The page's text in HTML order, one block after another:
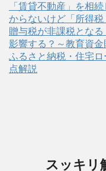
「賃貸不動産」を相
からないけど「所得税
贈与税が非課税とな
影響する？～教育資
ふるさと納税・住宅
点解説
スッキリ